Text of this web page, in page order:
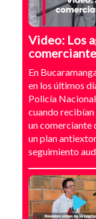
Video: Los
Bucaramanga
En
en los últimos
Policía
cuando
un comerciante
un plan
seguimiento
digitales,
directa sobre
investigación